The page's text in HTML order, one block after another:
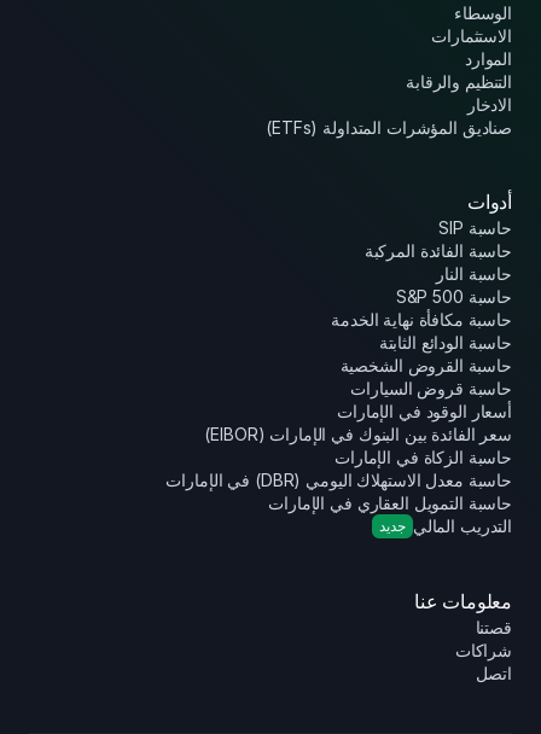
الوسطاء
الاستثمارات
الموارد
التنظيم والرقابة
الادخار
صناديق المؤشرات المتداولة (ETFs)
أدوات
حاسبة SIP
حاسبة الفائدة المركبة
حاسبة النار
حاسبة S&P 500
حاسبة مكافأة نهاية الخدمة
حاسبة الودائع الثابتة
حاسبة القروض الشخصية
حاسبة قروض السيارات
أسعار الوقود في الإمارات
سعر الفائدة بين البنوك في الإمارات (EIBOR)
حاسبة الزكاة في الإمارات
حاسبة معدل الاستهلاك اليومي (DBR) في الإمارات
حاسبة التمويل العقاري في الإمارات
التدريب المالي جديد
معلومات عنا
قصتنا
شراكات
اتصل